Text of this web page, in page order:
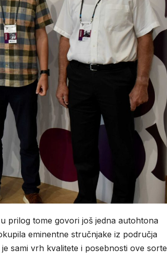
prilog tome govori još jedna autohtona
eminentne stručnjake iz područja
sami vrh kvalitete i posebnosti ove sorte